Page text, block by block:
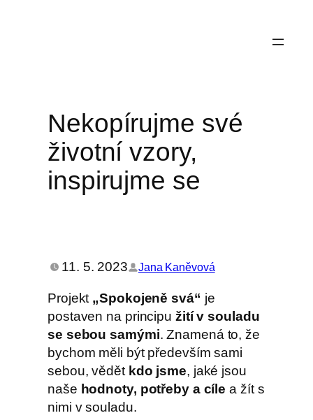
Nekopírujme své
životní vzory,
inspirujme se
11. 5. 2023 Jana Kaněvová
Projekt „Spokojeně svá“ je
postaven na principu žití v souladu
se sebou samými. Znamená to, že
bychom měli být především sami
sebou, vědět kdo jsme, jaké jsou
naše hodnoty, potřeby a cíle a žít s
nimi v souladu.